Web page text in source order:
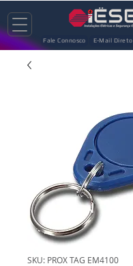
Fale Connosco E-Mail Direto
SKU: PROX TAG EM4100